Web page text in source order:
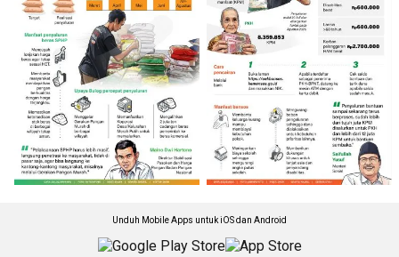
Unduh Mobile Apps untuk iOS dan Android